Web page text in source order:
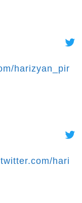
harizyan_pir
twitter.com/hari